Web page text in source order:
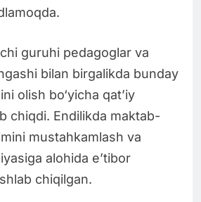
guruhi pedagoglar va
bilan birgalikda bunday
olish bo‘yicha qat’iy
chiqdi. Endilikda maktab-
mustahkamlash va
alohida e’tibor
chiqilgan.